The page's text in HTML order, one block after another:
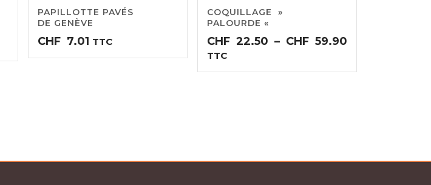
PAPILLOTTE PAVÉS
DE GENÈVE
CHF 7.01 TTC
COQUILLAGE »
PALOURDE «
CHF 22.50 – CHF 59.90
prix :
TTC